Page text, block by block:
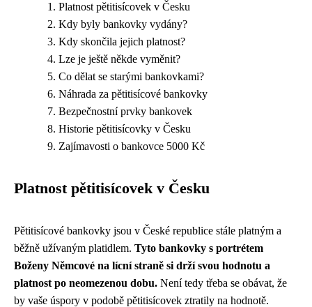
Platnost pětitisícovek v Česku
Kdy byly bankovky vydány?
Kdy skončila jejich platnost?
Lze je ještě někde vyměnit?
Co dělat se starými bankovkami?
Náhrada za pětitisícové bankovky
Bezpečnostní prvky bankovek
Historie pětitisícovky v Česku
Zajímavosti o bankovce 5000 Kč
Platnost pětitisícovek v Česku
Pětitisícové bankovky jsou v České republice stále platným a
běžně užívaným platidlem. Tyto bankovky s portrétem
Boženy Němcové na lícní straně si drží svou hodnotu a
platnost po neomezenou dobu. Není tedy třeba se obávat, že
by vaše úspory v podobě pětitisícovek ztratily na hodnotě.